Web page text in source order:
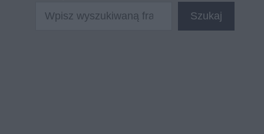
Szukaj